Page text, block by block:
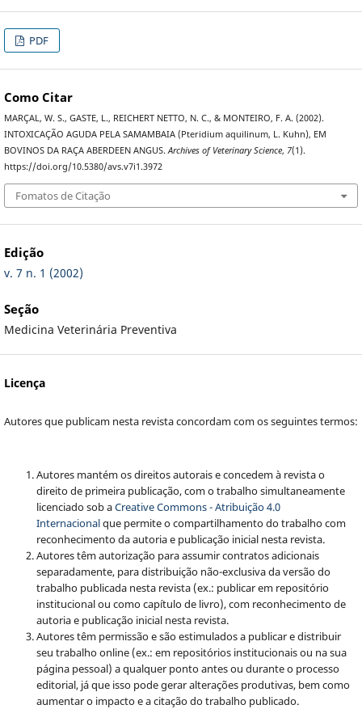
PDF
Como Citar
MARÇAL, W. S., GASTE, L., REICHERT NETTO, N. C., & MONTEIRO, F. A. (2002).
INTOXICAÇÃO AGUDA PELA SAMAMBAIA (Pteridium aquilinum, L. Kuhn), EM
BOVINOS DA RAÇA ABERDEEN ANGUS.Archives of Veterinary Science, 7(1).
https://doi.org/10.5380/avs.v7i1.3972
Fomatos de Citação
Edição
v. 7 n. 1 (2002)
Seção
Medicina Veterinária Preventiva
Licença
Autores que publicam nesta revista concordam com os seguintes termos:
Autores mantém os direitos autorais e concedem à revista o
direito de primeira publicação, com o trabalho simultaneamente
licenciado sob aCreative Commons - Atribuição 4.0
Internacionalque permite o compartilhamento do trabalho com
reconhecimento da autoria e publicação inicial nesta revista.
Autores têm autorização para assumir contratos adicionais
separadamente, para distribuição não-exclusiva da versão do
trabalho publicada nesta revista (ex.: publicar em repositório
institucional ou como capítulo de livro), com reconhecimento de
autoria e publicação inicial nesta revista.
Autores têm permissão e são estimulados a publicar e distribuir
seu trabalho online (ex.: em repositórios institucionais ou na sua
página pessoal) a qualquer ponto antes ou durante o processo
editorial, já que isso pode gerar alterações produtivas, bem como
aumentar o impacto e a citação do trabalho publicado.